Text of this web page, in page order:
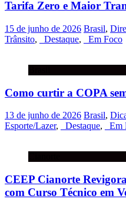
Tarifa Zero e Maior
15 de junho de 2026 Brasil,
Trânsito, _Destaque, _Em Foco
Como curtir a COPA
13 de junho de 2026 Brasil,
Esporte/Lazer, _Destaque,
CEEP Cianorte
com Curso Técnico em